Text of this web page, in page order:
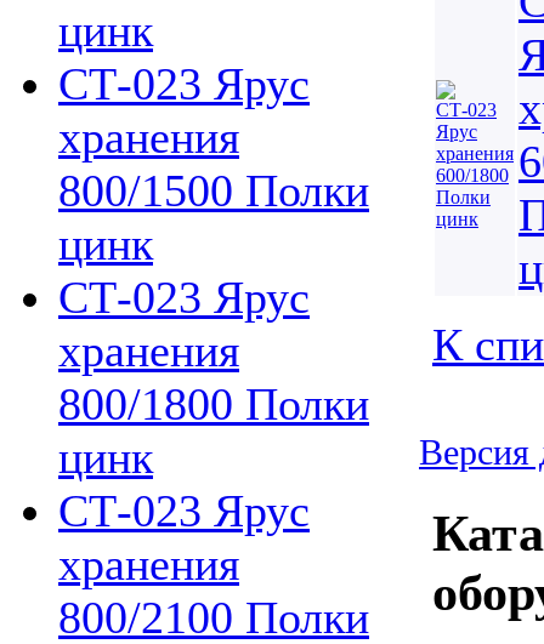
цинк
СТ-023 Ярус
хранения
800/1500 Полки
цинк
СТ-023 Ярус
хранения
800/1800 Полки
цинк
СТ-023 Ярус
хранения
800/2100 Полки
К
Версия